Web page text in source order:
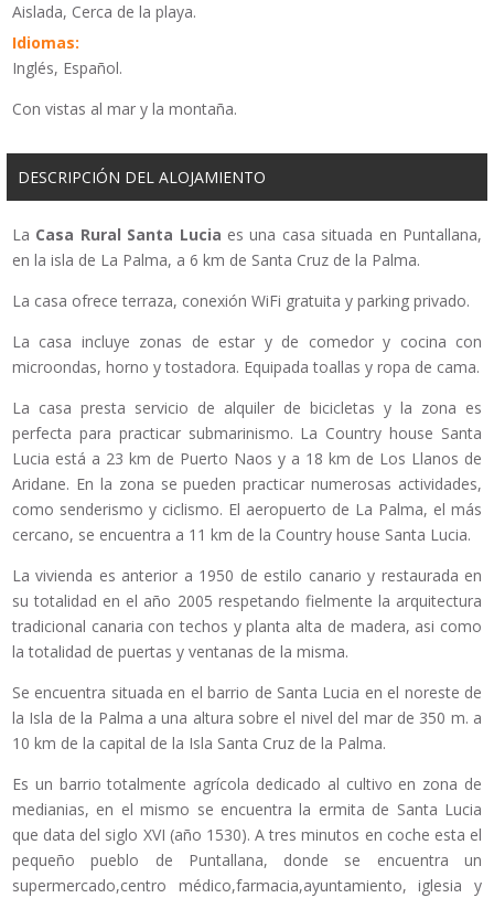
Aislada, Cerca de la playa.
Idiomas:
Inglés, Español.
Con vistas al mar y la montaña.
DESCRIPCIÓN DEL ALOJAMIENTO
La Casa Rural Santa Lucia es una casa situada en Puntallana,
en la isla de La Palma, a 6 km de Santa Cruz de la Palma.
La casa ofrece terraza, conexión WiFi gratuita y parking privado.
La casa incluye zonas de estar y de comedor y cocina con
microondas, horno y tostadora. Equipada toallas y ropa de cama.
La casa presta servicio de alquiler de bicicletas y la zona es
perfecta para practicar submarinismo. La Country house Santa
Lucia está a 23 km de Puerto Naos y a 18 km de Los Llanos de
Aridane. En la zona se pueden practicar numerosas actividades,
como senderismo y ciclismo. El aeropuerto de La Palma, el más
cercano, se encuentra a 11 km de la Country house Santa Lucia.
La vivienda es anterior a 1950 de estilo canario y restaurada en
su totalidad en el año 2005 respetando fielmente la arquitectura
tradicional canaria con techos y planta alta de madera, asi como
la totalidad de puertas y ventanas de la misma.
Se encuentra situada en el barrio de Santa Lucia en el noreste de
la Isla de la Palma a una altura sobre el nivel del mar de 350 m. a
10 km de la capital de la Isla Santa Cruz de la Palma.
Es un barrio totalmente agrícola dedicado al cultivo en zona de
medianias, en el mismo se encuentra la ermita de Santa Lucia
que data del siglo XVI (año 1530). A tres minutos en coche esta el
pequeño pueblo de Puntallana, donde se encuentra un
supermercado,centro médico,farmacia,ayuntamiento, iglesia y